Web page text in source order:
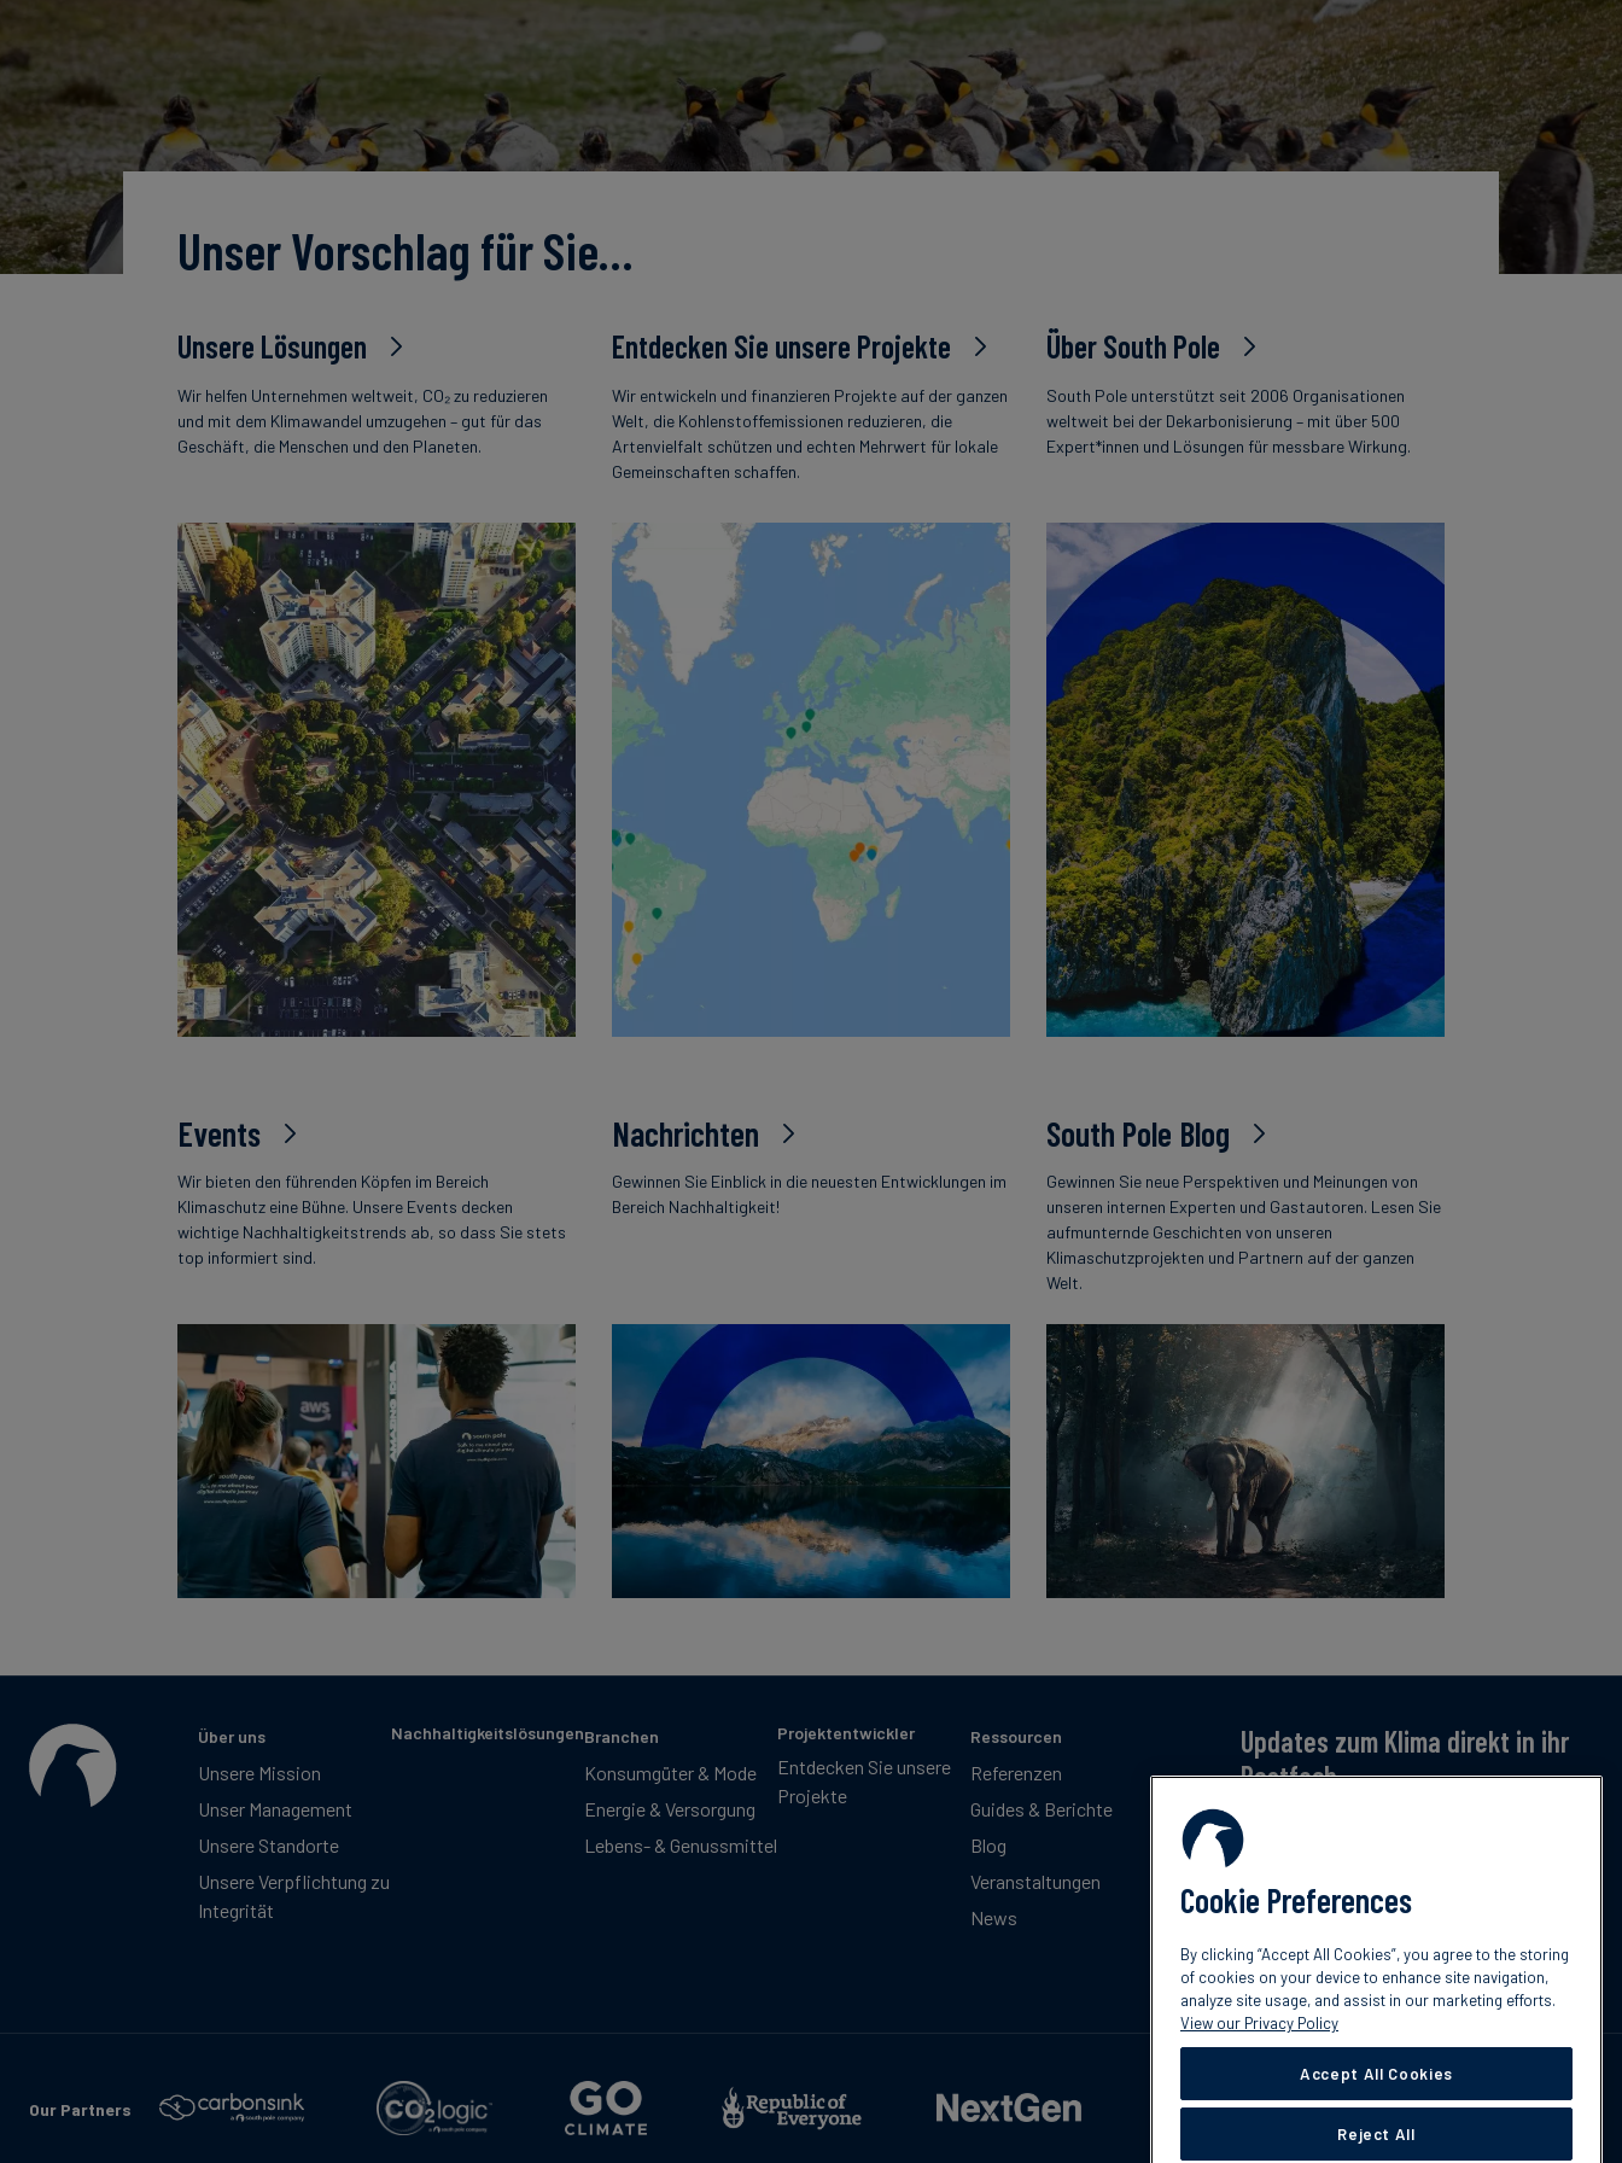
Unser Vorschlag für Sie…
Unsere Lösungen
Wir helfen Unternehmen weltweit, CO₂ zu reduzieren
und mit dem Klimawandel umzugehen – gut für das
Geschäft, die Menschen und den Planeten.
Entdecken Sie unsere Projekte
Wir entwickeln und finanzieren Projekte auf der ganzen
Welt, die Kohlenstoffemissionen reduzieren, die
Artenvielfalt schützen und echten Mehrwert für lokale
Gemeinschaften schaffen.
Über South Pole
South Pole unterstützt seit 2006 Organisationen
weltweit bei der Dekarbonisierung – mit über 500
Expert*innen und Lösungen für messbare Wirkung.
Events
Wir bieten den führenden Köpfen im Bereich
Klimaschutz eine Bühne. Unsere Events decken
wichtige Nachhaltigkeitstrends ab, so dass Sie stets
top informiert sind.
Nachrichten
Gewinnen Sie Einblick in die neuesten Entwicklungen im
Bereich Nachhaltigkeit!
South Pole Blog
Gewinnen Sie neue Perspektiven und Meinungen von
unseren internen Experten und Gastautoren. Lesen Sie
aufmunternde Geschichten von unseren
Klimaschutzprojekten und Partnern auf der ganzen
Welt.
English
Español
Über uns
Unsere Mission
Unser Management
Unsere Standorte
Unsere Verpflichtung zu
Integrität
NachhaltigkeitslösungenBranchen
Konsumgüter & Mode
Energie & Versorgung
Lebens- & Genussmittel
Projektentwickler
Entdecken Sie unsere
Projekte
Ressourcen
Referenzen
Guides & Berichte
Blog
Veranstaltungen
News
Updates zum Klima direkt in ihr
Postfach
Jetzt anmelden – für monatliche Updates zu
Klimatrends, Regulierung und Innovation.
Jetzt abonnieren
Our Partners
Cookie Preferences
By clicking “Accept All Cookies”, you agree to the storing
of cookies on your device to enhance site navigation,
analyze site usage, and assist in our marketing efforts.
View our Privacy Policy
Accept All Cookies
Reject All